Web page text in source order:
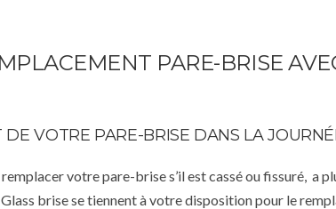
PARE-BRISE
VOTRE PARE-BRISE DANS LA
votre pare-brise s’il est cassé ou fissuré, a
Glass brise se tiennent à votre disposition pour le